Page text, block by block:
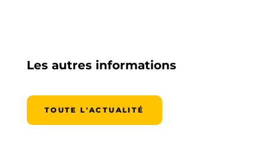
Les autres informations
TOUTE L'ACTUALITÉ